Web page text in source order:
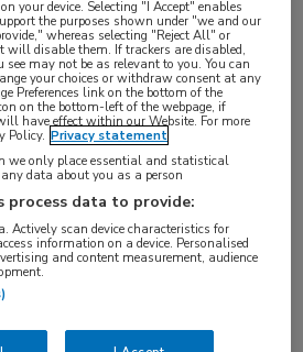
volledige
your device. Selecting "I Accept" enables
the purposes shown under "we and our
whereas selecting "Reject All" or
disable them. If trackers are disabled,
see may not be as relevant to you. You can
your choices or withdraw consent at any
Preferences link on the bottom of the
on the bottom-left of the webpage, if
have effect within our Website. For more
Policy. Privacy statement
we only place essential and statistical
any data about you as a person
process data to provide:
Actively scan device characteristics for
information on a device. Personalised
and content measurement, audience